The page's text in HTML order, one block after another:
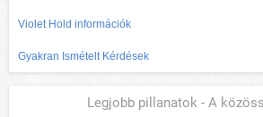
Violet Hold információk
Gyakran Ismételt Kérdések
Legjobb pillanatok - A